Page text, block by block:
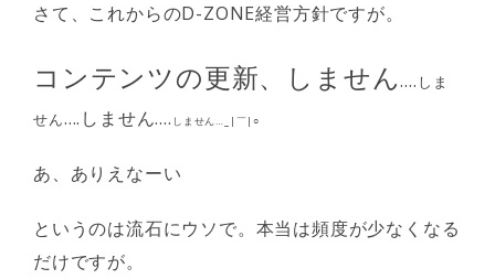
さて、これからのD-ZONE経営方針ですが。
コンテンツの更新、しません…. しま
せん….しません…. しません…_|￣|○
あ、ありえなーい
というのは流石にウソで。本当は頻度が少なくなる
だけですが。